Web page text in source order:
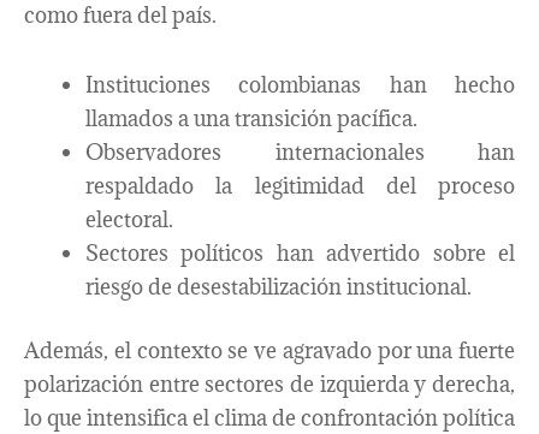
como fuera del país.
Instituciones colombianas han hecho
llamados a una transición pacífica.
Observadores internacionales han
respaldado la legitimidad del proceso
electoral.
Sectores políticos han advertido sobre el
riesgo de desestabilización institucional.
Además, el contexto se ve agravado por una fuerte
polarización entre sectores de izquierda y derecha,
lo que intensifica el clima de confrontación política